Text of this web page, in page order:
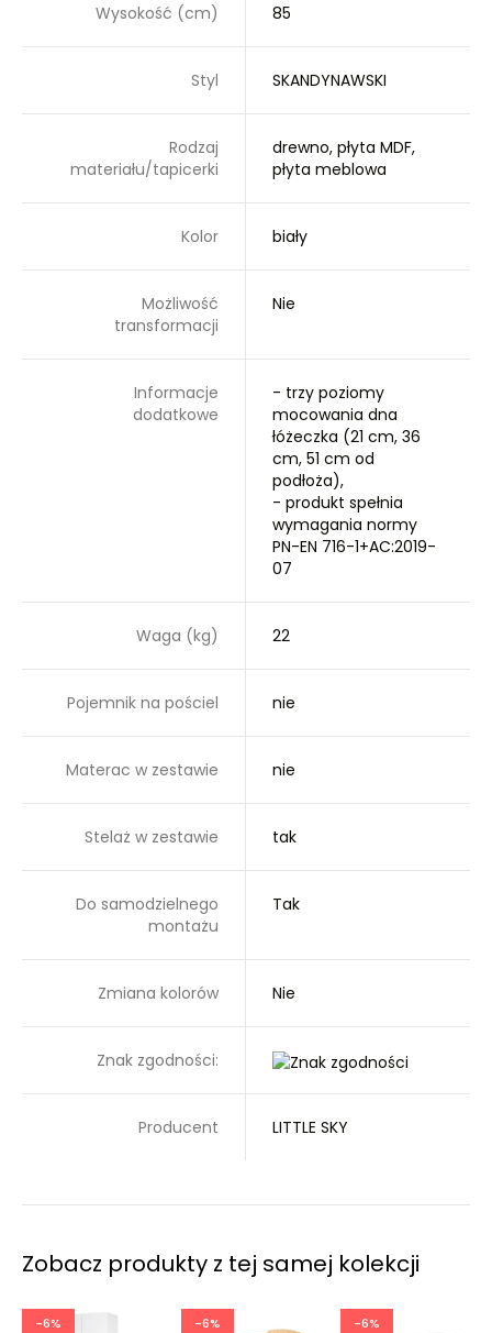
Wysokość (cm) 85
Styl SKANDYNAWSKI
Rodzaj
materiału/tapicerki
drewno, płyta MDF,
płyta meblowa
Kolor biały
Możliwość
transformacji
Nie
Informacje
dodatkowe
- trzy poziomy
mocowania dna
łóżeczka (21 cm, 36
cm, 51 cm od
podłoża),
- produkt spełnia
wymagania normy
PN-EN 716-1+AC:2019-
07
Waga (kg) 22
Pojemnik na pościel nie
Materac w zestawie nie
Stelaż w zestawie tak
Do samodzielnego
montażu
Tak
Zmiana kolorów Nie
Znak zgodności:
Producent LITTLE SKY
Zobacz produkty z tej samej kolekcji
-6% -6% -6%